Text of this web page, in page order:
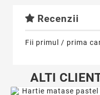
Recenzii
Fii primul / prima
ALTI